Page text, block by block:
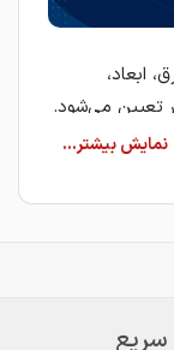
ابعاد،
تعیین می‌شود.
پیش از ثبت
تولید می‌شود
مناسب و